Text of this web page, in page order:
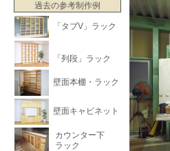
過去の参考制作例
「タブV」ラック
「列段」ラック
壁面本棚・ラック
壁面キャビネット
カウンター下
ラック